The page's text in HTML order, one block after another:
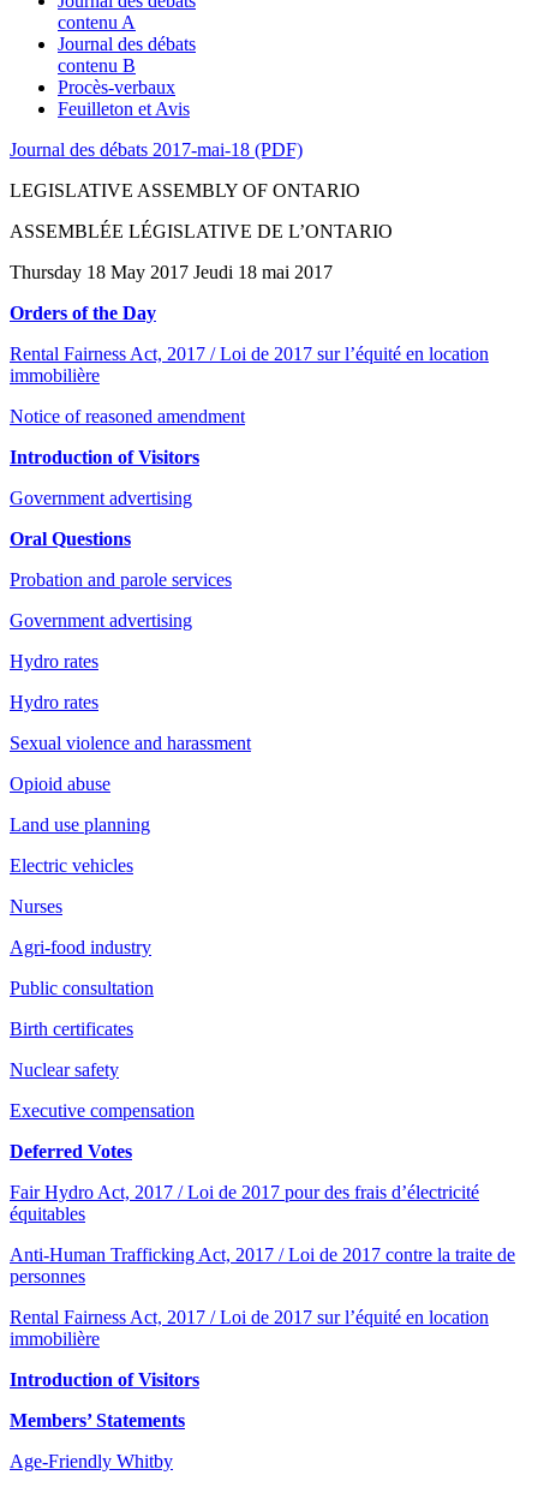
contenu A
Journal des débats
contenu B
Procès-verbaux
Feuilleton et Avis
Journal des débats 2017-mai-18 (PDF)
LEGISLATIVE ASSEMBLY OF ONTARIO
ASSEMBLÉE LÉGISLATIVE DE L’ONTARIO
Thursday 18 May 2017 Jeudi 18 mai 2017
Orders of the Day
Rental Fairness Act, 2017 / Loi de 2017 sur l’équité en location
immobilière
Notice of reasoned amendment
Introduction of Visitors
Government advertising
Oral Questions
Probation and parole services
Government advertising
Hydro rates
Hydro rates
Sexual violence and harassment
Opioid abuse
Land use planning
Electric vehicles
Nurses
Agri-food industry
Public consultation
Birth certificates
Nuclear safety
Executive compensation
Deferred Votes
Fair Hydro Act, 2017 / Loi de 2017 pour des frais d’électricité
équitables
Anti-Human Trafficking Act, 2017 / Loi de 2017 contre la traite de
personnes
Rental Fairness Act, 2017 / Loi de 2017 sur l’équité en location
immobilière
Introduction of Visitors
Members’ Statements
Age-Friendly Whitby